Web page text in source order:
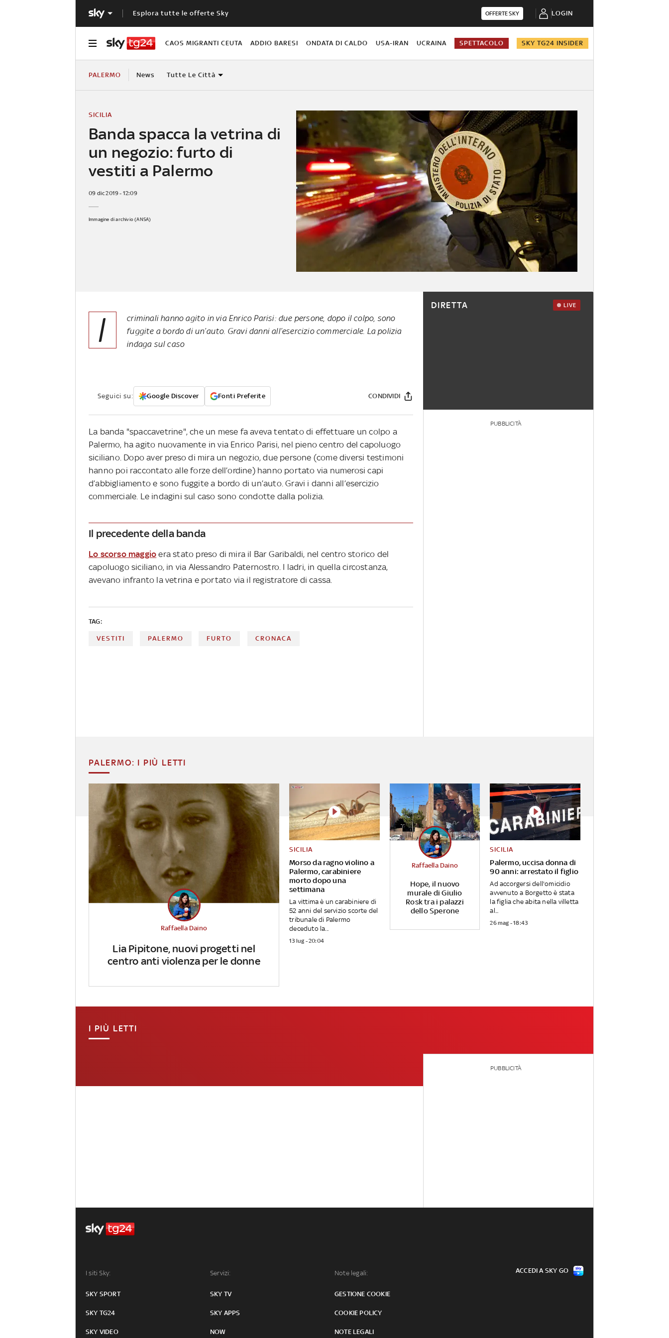
Esplora tutte le offerte Sky OFFERTE SKY LOGIN
CAOS MIGRANTI CEUTA ADDIO BARESI ONDATA DI CALDO USA-IRAN UCRAINA SPETTACOLO SKY TG24 INSIDER
PALERMO News Tutte Le Città
Banda spacca la vetrina di
un negozio: furto di
vestiti a Palermo
SICILIA
09 dic 2019 - 12:09
Immagine di archivio (ANSA)
I
criminali hanno agito in via Enrico Parisi: due persone, dopo il colpo, sono
fuggite a bordo di un’auto. Gravi danni all’esercizio commerciale. La polizia
indaga sul caso
Seguici su: Google Discover Fonti Preferite CONDIVIDI
La banda "spaccavetrine", che un mese fa aveva tentato di effettuare un colpo a
Palermo, ha agito nuovamente in via Enrico Parisi, nel pieno centro del capoluogo
siciliano. Dopo aver preso di mira un negozio, due persone (come diversi testimoni
hanno poi raccontato alle forze dell’ordine) hanno portato via numerosi capi
d’abbigliamento e sono fuggite a bordo di un’auto. Gravi i danni all’esercizio
commerciale. Le indagini sul caso sono condotte dalla polizia.
Il precedente della banda
Lo scorso maggio era stato preso di mira il Bar Garibaldi, nel centro storico del
capoluogo siciliano, in via Alessandro Paternostro. I ladri, in quella circostanza,
avevano infranto la vetrina e portato via il registratore di cassa.
TAG:
VESTITI PALERMO FURTO CRONACA
DIRETTA LIVE
PUBBLICITÀ
PALERMO: I PIÙ LETTI
Lia Pipitone, nuovi progetti nel
centro anti violenza per le donne
Raffaella Daino
Morso da ragno violino a
Palermo, carabiniere
morto dopo una
settimana
SICILIA
La vittima è un carabiniere di
52 anni del servizio scorte del
tribunale di Palermo
deceduto la...
13 lug - 20:04
Hope, il nuovo
murale di Giulio
Rosk tra i palazzi
dello Sperone
Raffaella Daino
Palermo, uccisa donna di
90 anni: arrestato il figlio
SICILIA
Ad accorgersi dell'omicidio
avvenuto a Borgetto è stata
la figlia che abita nella villetta
al...
26 mag - 18:43
I PIÙ LETTI
PUBBLICITÀ
I siti Sky:
SKY SPORT
SKY TG24
SKY VIDEO
Servizi:
SKY TV
SKY APPS
NOW
Note legali:
GESTIONE COOKIE
COOKIE POLICY
NOTE LEGALI
ACCEDI A SKY GO